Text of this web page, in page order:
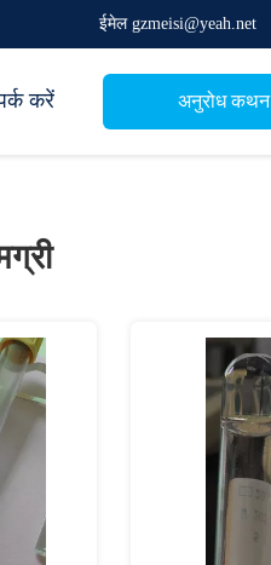
ईमेल gzmeisi@yeah.net
करें अनुरोध कथन